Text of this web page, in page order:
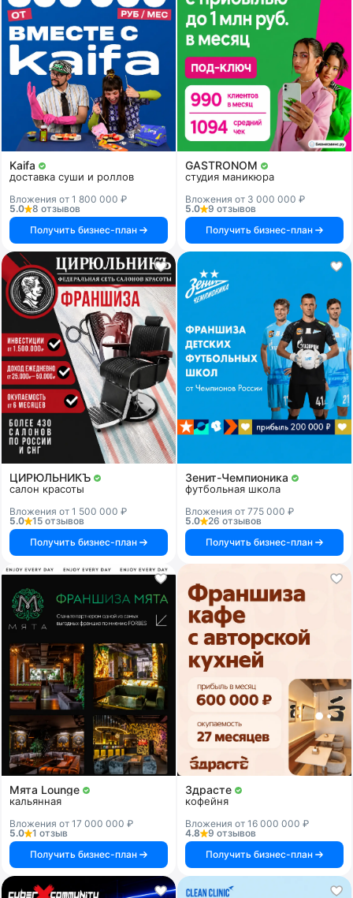
Kaifa
доставка суши и роллов
Вложения от 1 800 000 ₽
5.0
8 отзывов
Получить бизнес-план
GASTRONOM
студия маникюра
Вложения от 3 000 000 ₽
5.0
9 отзывов
Получить бизнес-план
ЦИРЮЛЬНИКЪ
салон красоты
Вложения от 1 500 000 ₽
5.0
15 отзывов
Получить бизнес-план
Зенит-Чемпионика
футбольная школа
Вложения от 775 000 ₽
5.0
26 отзывов
Получить бизнес-план
Мята Lounge
кальянная
Вложения от 17 000 000 ₽
5.0
1 отзыв
Получить бизнес-план
Здрасте
кофейня
Вложения от 16 000 000 ₽
4.8
9 отзывов
Получить бизнес-план